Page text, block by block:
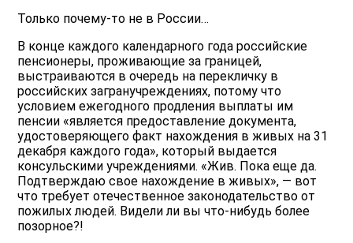
Только почему-то не в России…
В конце каждого календарного года российские
пенсионеры, проживающие за границей,
выстраиваются в очередь на перекличку в
российских загранучреждениях, потому что
условием ежегодного продления выплаты им
пенсии «является предоставление документа,
удостоверяющего факт нахождения в живых на 31
декабря каждого года», который выдается
консульскими учреждениями. «Жив. Пока еще да.
Подтверждаю свое нахождение в живых», — вот
что требует отечественное законодательство от
пожилых людей. Видели ли вы что-нибудь более
позорное?!